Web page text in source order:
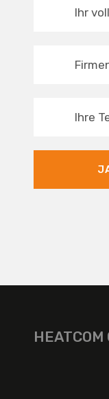
Ihr
Ihre
HEATCOM